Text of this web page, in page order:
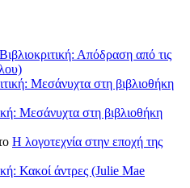
Βιβλιοκριτική: Απόδραση από τις
Μεσάνυχτα στη βιβλιοθήκη
Μεσάνυχτα στη βιβλιοθήκη
Η λογοτεχνία στην εποχή της
Κακοί άντρες (Julie Mae